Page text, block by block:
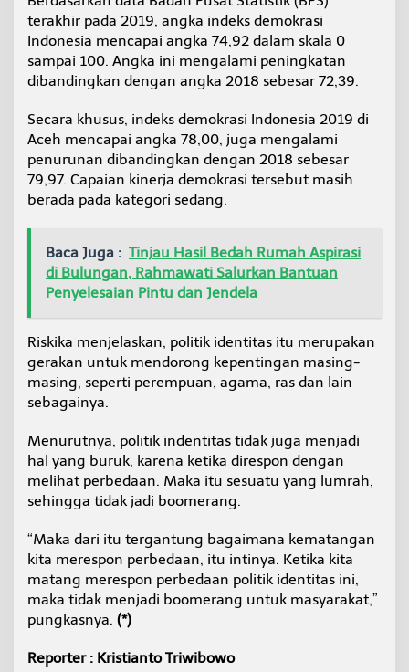
terakhir pada 2019, angka indeks demokrasi
Indonesia mencapai angka 74,92 dalam skala 0
sampai 100. Angka ini mengalami peningkatan
dibandingkan dengan angka 2018 sebesar 72,39.
Secara khusus, indeks demokrasi Indonesia 2019 di
Aceh mencapai angka 78,00, juga mengalami
penurunan dibandingkan dengan 2018 sebesar
79,97. Capaian kinerja demokrasi tersebut masih
berada pada kategori sedang.
Baca Juga : Tinjau Hasil Bedah Rumah Aspirasi
di Bulungan, Rahmawati Salurkan Bantuan
Penyelesaian Pintu dan Jendela
Riskika menjelaskan, politik identitas itu merupakan
gerakan untuk mendorong kepentingan masing-
masing, seperti perempuan, agama, ras dan lain
sebagainya.
Menurutnya, politik indentitas tidak juga menjadi
hal yang buruk, karena ketika direspon dengan
melihat perbedaan. Maka itu sesuatu yang lumrah,
sehingga tidak jadi boomerang.
“Maka dari itu tergantung bagaimana kematangan
kita merespon perbedaan, itu intinya. Ketika kita
matang merespon perbedaan politik identitas ini,
maka tidak menjadi boomerang untuk masyarakat,”
pungkasnya. (*)
Reporter : Kristianto Triwibowo